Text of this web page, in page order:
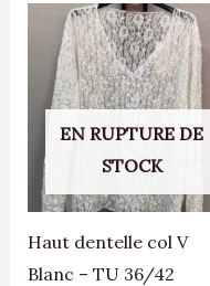
EN RUPTURE DE
STOCK
Haut dentelle col V
Blanc – TU 36/42